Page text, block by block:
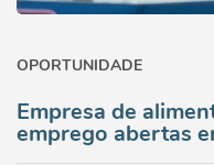
OPORTUNIDADE
Empresa de
emprego abertas